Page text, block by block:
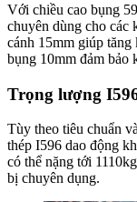
Với chiều cao bụng
chuyên dùng cho các
cánh 15mm giúp
bụng 10mm đảm bảo
Trọng lượng
Tùy theo tiêu chuẩn
thép I596 dao động
có thể nặng tới
bị chuyên dụng.